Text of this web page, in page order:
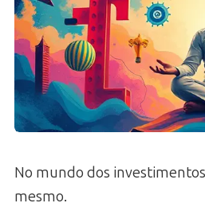
No mundo dos
mesmo.